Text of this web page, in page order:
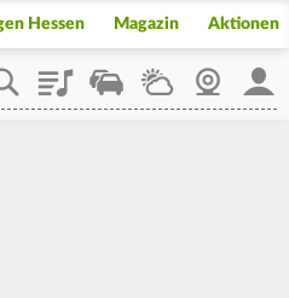
Hessen Magazin Aktionen
PlaylistStaupilotWetterWebcam